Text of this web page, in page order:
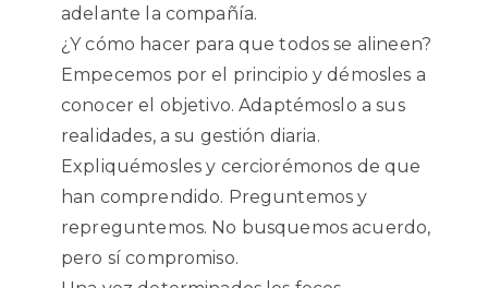
adelante la compañía.
¿Y cómo hacer para que todos se alineen?
Empecemos por el principio y démosles a
conocer el objetivo. Adaptémoslo a sus
realidades, a su gestión diaria.
Expliquémosles y cerciorémonos de que
han comprendido. Preguntemos y
repreguntemos. No busquemos acuerdo,
pero sí compromiso.